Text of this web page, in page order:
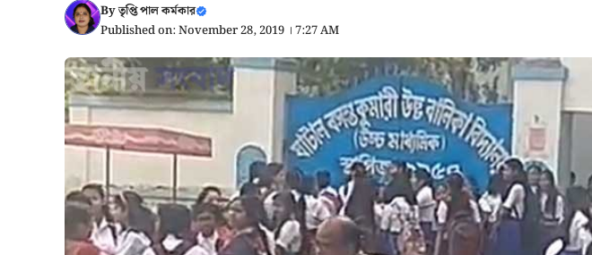
Byতৃপ্তি পাল কর্মকার
Published on: November 28, 2019 । 7:27 AM